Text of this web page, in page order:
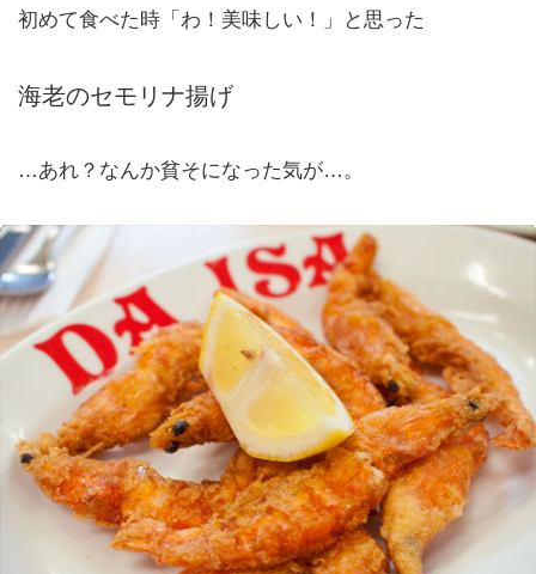
初めて食べた時「わ！美味しい！」と思った
海老のセモリナ揚げ
…あれ？なんか貧そになった気が…。